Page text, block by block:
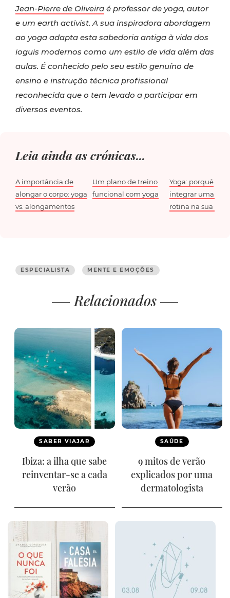
Jean-Pierre de Oliveira é professor de yoga, autor
e um earth activist. A sua inspiradora abordagem
ao yoga adapta esta sabedoria antiga à vida dos
ioguis modernos como um estilo de vida além das
aulas. É conhecido pelo seu estilo genuíno de
ensino e instrução técnica profissional
reconhecida que o tem levado a participar em
diversos eventos.
Leia ainda as crónicas...
A importância de
alongar o corpo: yoga
vs. alongamentos
Um plano de treino
funcional com yoga
Yoga: porquê
integrar uma
rotina na sua
ESPECIALISTA MENTE E EMOÇÕES
Relacionados
SABER VIAJAR
Ibiza: a ilha que sabe
reinventar-se a cada
verão
SAÚDE
9 mitos de verão
explicados por uma
dermatologista